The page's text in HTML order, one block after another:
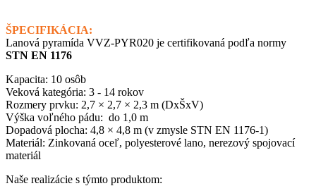
ŠPECIFIKÁCIA:
Lanová pyramída VVZ-PYR020 je certifikovaná podľa normy
STN EN 1176
Kapacita: 10 osôb
Veková kategória: 3 - 14 rokov
Rozmery prvku: 2,7 × 2,7 × 2,3 m (DxŠxV)
Výška voľného pádu: do 1,0 m
Dopadová plocha: 4,8 × 4,8 m (v zmysle STN EN 1176-1)
Materiál: Zinkovaná oceľ, polyesterové lano, nerezový spojovací
materiál
Naše realizácie s týmto produktom: